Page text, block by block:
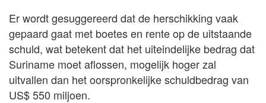
Er wordt gesuggereerd dat de herschikking vaak
gepaard gaat met boetes en rente op de uitstaande
schuld, wat betekent dat het uiteindelijke bedrag dat
Suriname moet aflossen, mogelijk hoger zal
uitvallen dan het oorspronkelijke schuldbedrag van
US$ 550 miljoen.